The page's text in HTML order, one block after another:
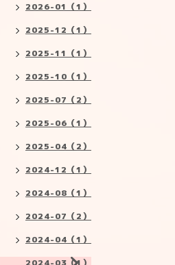
2026-01（1）
2025-12（1）
2025-11（1）
2025-10（1）
2025-07（2）
2025-06（1）
2025-04（2）
2024-12（1）
2024-08（1）
2024-07（2）
2024-04（1）
2024-03（1）